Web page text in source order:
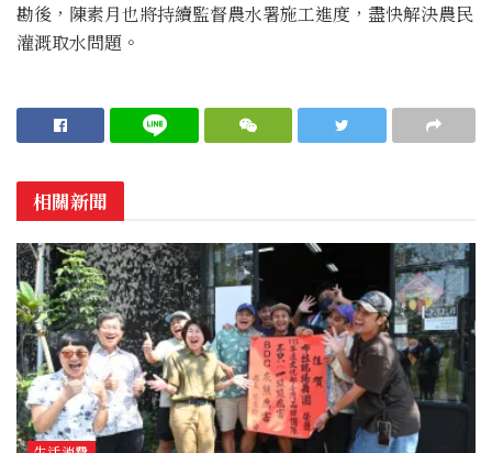
勘後，陳素月也將持續監督農水署施工進度，盡快解決農民
灌溉取水問題。
相關新聞